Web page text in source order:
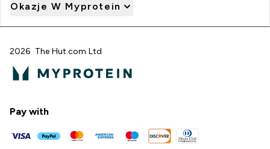
Okazje W Myprotein
2026 The Hut.com Ltd
Pay with